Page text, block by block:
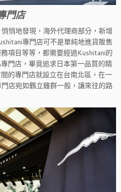
門店
悄地發現，海外代理商部分，新增
專門店可不是單純地進貨販售
項目等等，都需要經過Kushitani的
門店，畢竟追求日本第一品質的精
的專門店就設立在台南北區，在一
店宛如鶴立雞群一般，讓來往的路